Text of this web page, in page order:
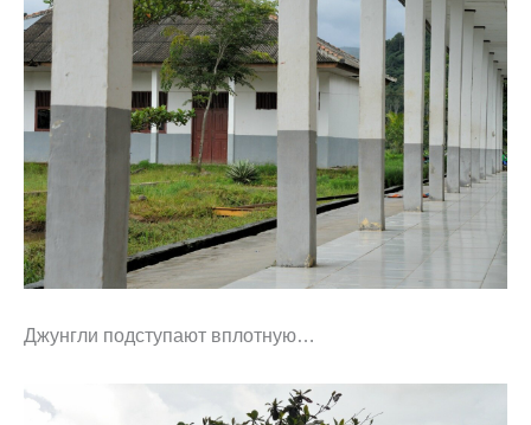
Джунгли подступают вплотную…